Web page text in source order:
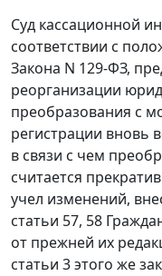
Суд кассационной
соответствии с
Закона N 129-ФЗ,
реорганизации
преобразования с
регистрации вновь
в связи с чем
считается
учел изменений,
статьи 57, 58
от прежней их
статьи 3 этого же